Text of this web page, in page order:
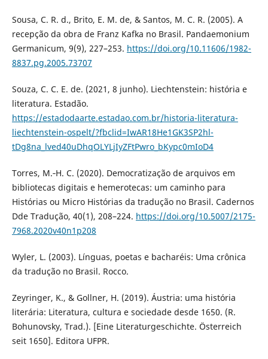
Sousa, C. R. d., Brito, E. M. de, & Santos, M. C. R. (2005). A
recepção da obra de Franz Kafka no Brasil. Pandaemonium
Germanicum, 9(9), 227–253. https://doi.org/10.11606/1982-
8837.pg.2005.73707
Souza, C. C. E. de. (2021, 8 junho). Liechtenstein: história e
literatura. Estadão.
https://estadodaarte.estadao.com.br/historia-literatura-
liechtenstein-ospelt/?fbclid=IwAR18He1GK3SP2hl-
tDg8na_lved40uDhqOLYLjIyZFtPwro_bKypc0mIoD4
Torres, M.‑H. C. (2020). Democratização de arquivos em
bibliotecas digitais e hemerotecas: um caminho para
Histórias ou Micro Histórias da tradução no Brasil. Cadernos
Dde Tradução, 40(1), 208–224. https://doi.org/10.5007/2175-
7968.2020v40n1p208
Wyler, L. (2003). Línguas, poetas e bacharéis: Uma crônica
da tradução no Brasil. Rocco.
Zeyringer, K., & Gollner, H. (2019). Áustria: uma história
literária: Literatura, cultura e sociedade desde 1650. (R.
Bohunovsky, Trad.). [Eine Literaturgeschichte. Österreich
seit 1650]. Editora UFPR.